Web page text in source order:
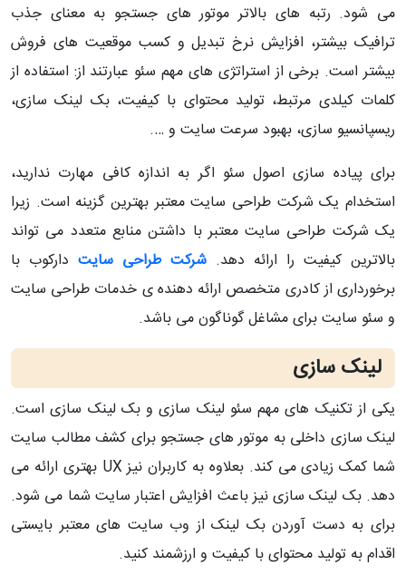
می شود. رتبه های بالاتر موتور های جستجو به معنای جذب
ترافیک بیشتر، افزایش نرخ تبدیل و کسب موقعیت های فروش
بیشتر است. برخی از استراتژی های مهم سئو عبارتند از: استفاده از
کلمات کیلدی مرتبط، تولید محتوای با کیفیت، بک لینک سازی،
ریسپانسیو سازی، بهبود سرعت سایت و ….
برای پیاده سازی اصول سئو اگر به اندازه کافی مهارت ندارید،
استخدام یک شرکت طراحی سایت معتبر بهترین گزینه است. زیرا
یک شرکت طراحی سایت معتبر با داشتن منابع متعدد می تواند
بالاترین کیفیت را ارائه دهد. شرکت طراحی سایت دارکوب با
برخورداری از کادری متخصص ارائه دهنده ی خدمات طراحی سایت
و سئو سایت برای مشاغل گوناگون می باشد.
لینک سازی
یکی از تکنیک های مهم سئو لینک سازی و بک لینک سازی است.
لینک سازی داخلی به موتور های جستجو برای کشف مطالب سایت
شما کمک زیادی می کند. بعلاوه به کاربران نیز UX بهتری ارائه می
دهد. بک لینک سازی نیز باعث افزایش اعتبار سایت شما می شود.
برای به دست آوردن بک لینک از وب سایت های معتبر بایستی
اقدام به تولید محتوای با کیفیت و ارزشمند کنید.